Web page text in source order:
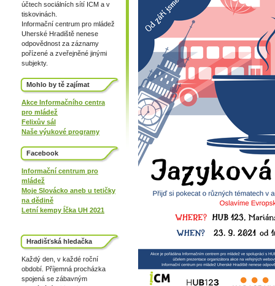
účtech sociálních sítí ICM a v
tiskovinách.
Informační centrum pro mládež
Uherské Hradiště nenese
odpovědnost za záznamy
pořízené a zveřejněné jinými
subjekty.
Mohlo by tě zajímat
Akce Informačního centra
pro mládež
Felixův sál
Naše výukové programy
Facebook
Informační centrum pro
mládež
Moje Slovácko aneb u tetičky
na dědině
Letní kempy Íčka UH 2021
Hradišťská hledačka
Každý den, v každé roční
období. Příjemná procházka
spojená se zábavným